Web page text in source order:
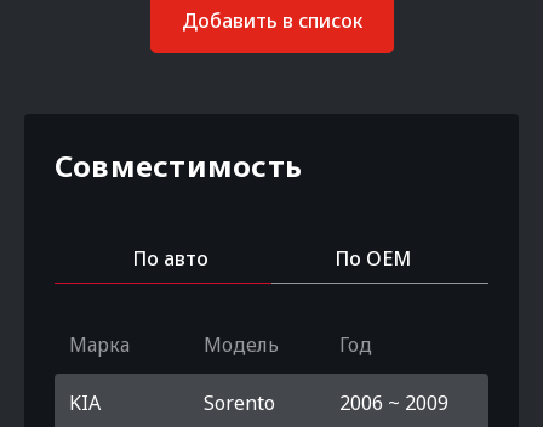
Добавить в список
Совместимость
По авто По OEM
Марка Модель Год
KIA Sorento 2006 ~ 2009